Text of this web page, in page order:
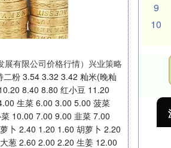
展有限公司价格行情）兴业策略
15.00 10.00 12.00 香菇 20.00 10.00 14.00 金针菇 7.00 5.00 6.00 草菇 40.00 20.00 30.00 茶树菇 14.00 12.00 13.00 鸡腿菇 7.00 5.00 6.00 玉米棒 3.60 1.80 2.80 富士苹果 22.00 6.00 14.00 香梨 20.00 4.40 12.00 丰水梨 4.20 4.00 4.00 苹果 22.00 6.00 14.00 梨 2.80 2.00 2.20 柿子 6.00 2.40 4.00 巨峰葡萄 16.00 10.00 14.00 红提子 18.00 10.00 12.00 葡萄 16.00 10.00 14.00 猕猴桃 22.00 5.00 16.00 冬枣 18.00 6.00 10.00 板栗 14.00 7.00 10.00 砂糖橘 17.00 12.00 13.00 脐橙 8.00 6.40 7.00 甜橙 8.00 6.40 7.00 柚子 5.00
9
10
43.13 0.93%